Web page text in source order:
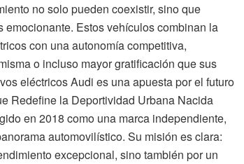
no solo pueden coexistir, sino que
Estos vehículos combinan la
con una autonomía competitiva,
o incluso mayor gratificación que sus
eléctricos Audi es una apuesta por el futuro
Redefine la Deportividad Urbana Nacida
en 2018 como una marca independiente,
automovilístico. Su misión es clara:
excepcional, sino también por un